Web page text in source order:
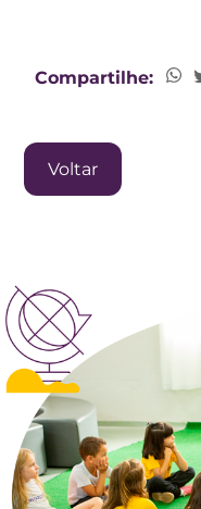
Compartilhe:
Voltar